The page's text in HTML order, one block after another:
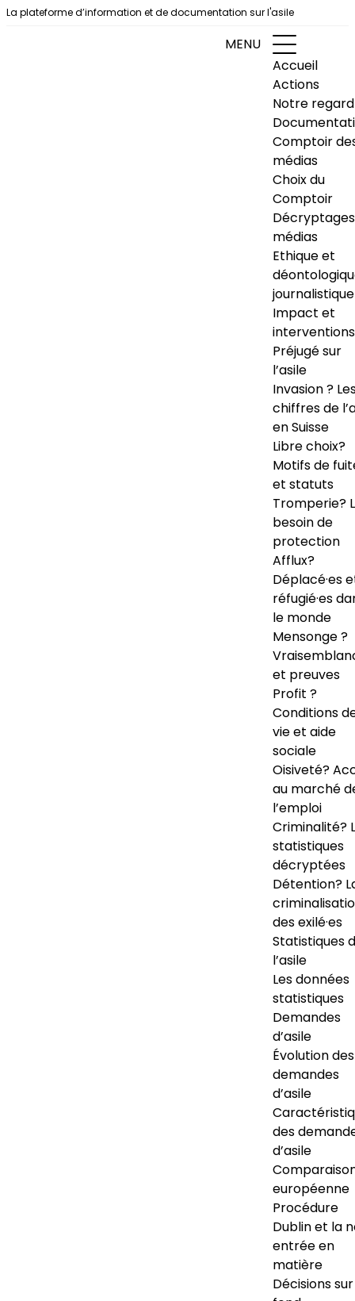
Aller au contenu
La plateforme d’information et de documentation sur l'asile
MENU
Accueil
Actions
Notre regard
Comptoir
médias
Choix du
Comptoir
Décryptages
médias
Ethique et
journalistique
Impact et
interventions
Préjugé sur
l’asile
Invasion ?
chiffres de
en Suisse
Libre choix?
Motifs de
et statuts
Tromperie?
besoin de
protection
Afflux?
Déplacé·es
réfugié·es
le monde
Mensonge ?
et preuves
Profit ?
Conditions
vie et aide
sociale
Oisiveté?
au marché
l’emploi
Criminalité?
statistiques
décryptées
Détention?
des exilé·es
Statistiques
l’asile
Les données
statistiques
Demandes
d’asile
Évolution des
demandes
d’asile
des
d’asile
européenne
Procédure
Dublin et la
entrée en
matière
Décisions